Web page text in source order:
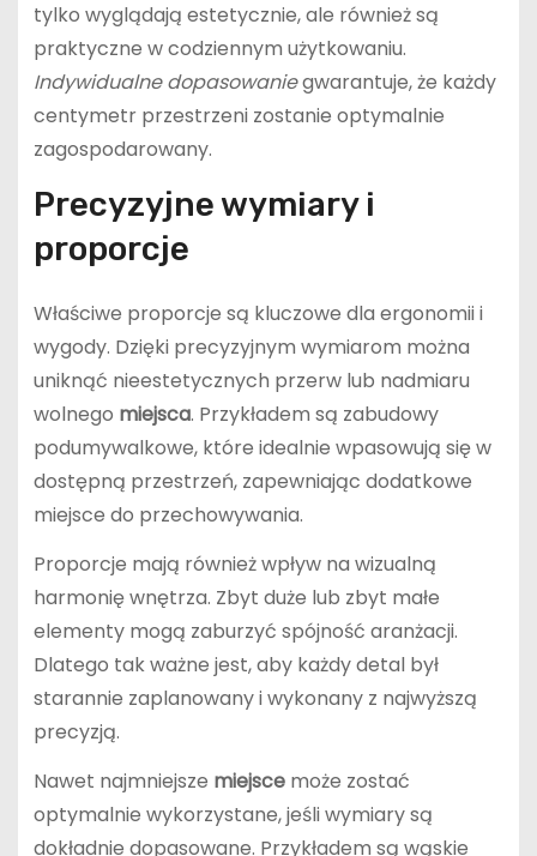
tylko wyglądają estetycznie, ale również są
praktyczne w codziennym użytkowaniu.
Indywidualne dopasowaniegwarantuje, że każdy
centymetr przestrzeni zostanie optymalnie
zagospodarowany.
Precyzyjne wymiary i
proporcje
Właściwe proporcje są kluczowe dla ergonomii i
wygody. Dzięki precyzyjnym wymiarom można
uniknąć nieestetycznych przerw lub nadmiaru
wolnego miejsca. Przykładem są zabudowy
podumywalkowe, które idealnie wpasowują się w
dostępną przestrzeń, zapewniając dodatkowe
miejsce do przechowywania.
Proporcje mają również wpływ na wizualną
harmonię wnętrza. Zbyt duże lub zbyt małe
elementy mogą zaburzyć spójność aranżacji.
Dlatego tak ważne jest, aby każdy detal był
starannie zaplanowany i wykonany z najwyższą
precyzją.
Nawet najmniejsze miejscemoże zostać
optymalnie wykorzystane, jeśli wymiary są
dokładnie dopasowane. Przykładem są wąskie